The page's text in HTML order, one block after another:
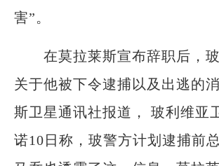
害”。
在莫拉莱斯宣布辞职后，玻
关于他被下令逮捕以及出逃的
斯卫星通讯社报道， 玻利维亚
诺10日称，玻警方计划逮捕前